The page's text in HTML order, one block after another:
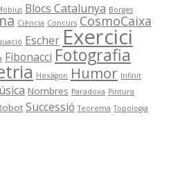
Blocs Catalunya Borges
Ciència Concurs CosmoCaixa
Escher Exercici
Fibonacci Fotografia
Hexàgon Humor Infinit
Nombres Paradoxa Pintura
Successió Teorema Topologia